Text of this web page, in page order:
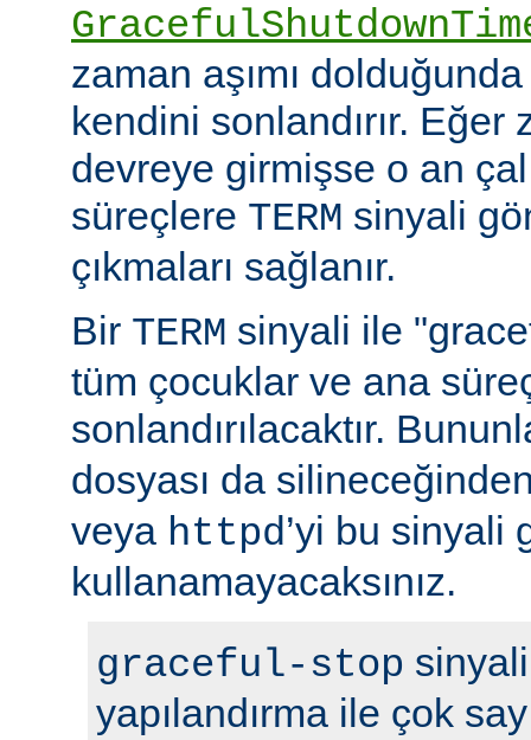
zaman aşımı
kendini sonlandırır. Eğer
devreye girmişse o an
süreçlere TERM sinyali
çıkmaları sağlanır.
Bir TERM sinyali ile
tüm çocuklar ve ana
sonlandırılacaktır.
dosyası da
veya httpd’yi bu sinyali
kullanamayacaksınız.
graceful-stop
yapılandırma ile çok